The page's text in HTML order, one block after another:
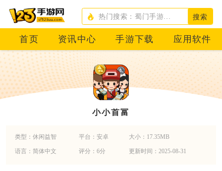
搜索
首页 资讯中心 手游下载 应用软件
小小首富
类型：休闲益智 平台：安卓 大小：17.35MB
语言：简体中文 评分：6分 更新时间：2025-08-31